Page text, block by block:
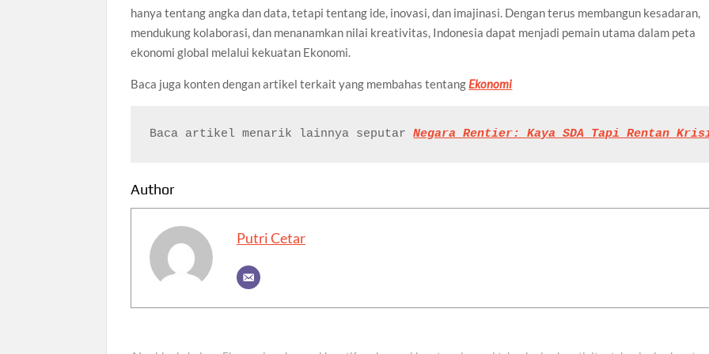
hanya tentang angka dan data, tetapi tentang ide, inovasi, dan imajinasi. Dengan terus membangun kesadaran,
mendukung kolaborasi, dan menanamkan nilai kreativitas, Indonesia dapat menjadi pemain utama dalam peta
ekonomi global melalui kekuatan Ekonomi.
Baca juga konten dengan artikel terkait yang membahas tentangEkonomi
Baca artikel menarik lainnya seputar Negara Rentier: Kaya SDA Tapi Rentan
Author
Putri Cetar